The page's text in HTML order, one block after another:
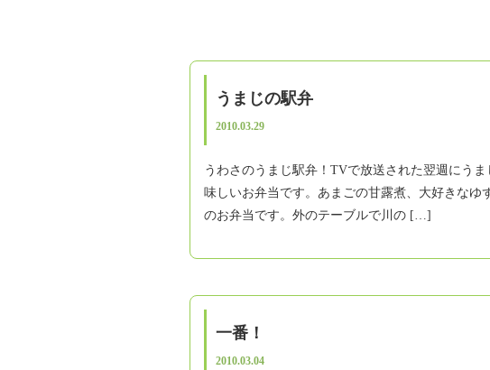
うまじの駅弁
2010.03.29
うわさのうまじ駅弁！TVで放送された翌週にう
味しいお弁当です。あまごの甘露煮、大好きなゆ
のお弁当です。外のテーブルで川の […]
一番！
2010.03.04